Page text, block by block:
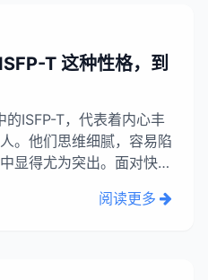
T 这种性格，到
ISFP-T，代表着内心丰
。他们思维细腻，容易陷
显得尤为突出。面对快节
T真诚面对现实的体
阅读更多